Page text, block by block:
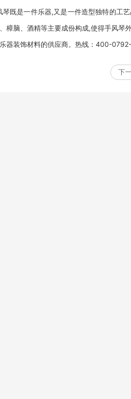
既是一件乐器,又是一件造型独特的工
脑、酒精等主要成份构成,使得手风琴外
器装饰材料的供应商。热线：400-
下